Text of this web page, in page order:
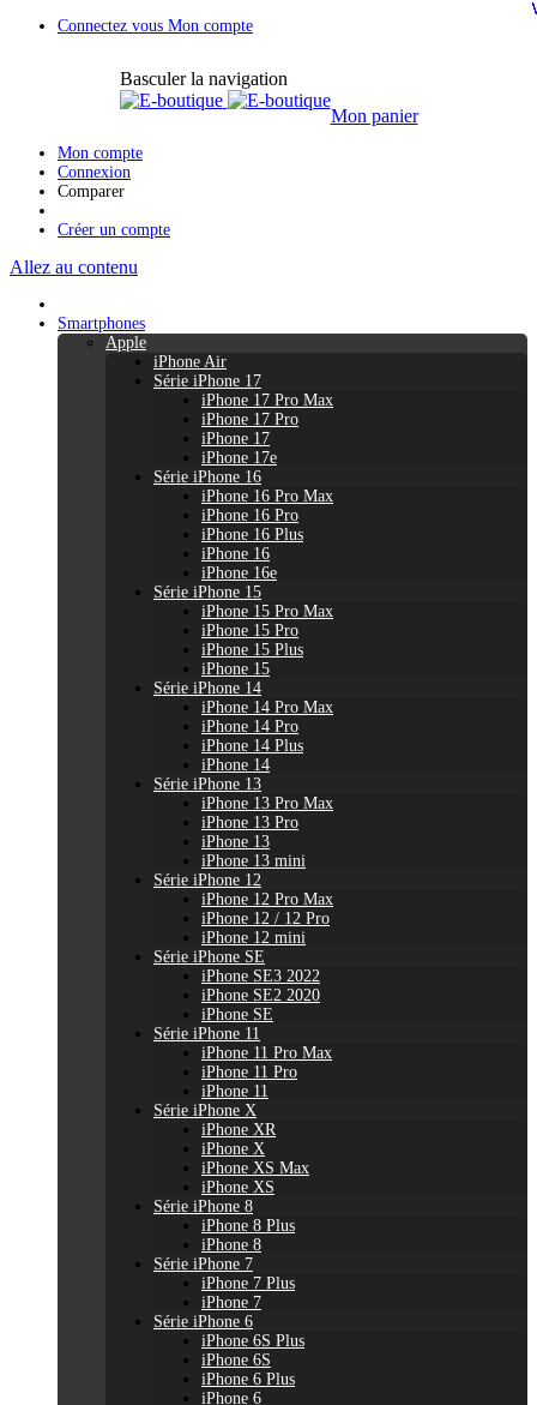
Connectez vous Mon compte
Basculer la navigation
Mon panier
Mon compte
Connexion
Comparer
Créer un compte
Allez au contenu
Smartphones
Apple
iPhone Air
Série iPhone 17
iPhone 17 Pro Max
iPhone 17 Pro
iPhone 17
iPhone 17e
Série iPhone 16
iPhone 16 Pro Max
iPhone 16 Pro
iPhone 16 Plus
iPhone 16
iPhone 16e
Série iPhone 15
iPhone 15 Pro Max
iPhone 15 Pro
iPhone 15 Plus
iPhone 15
Série iPhone 14
iPhone 14 Pro Max
iPhone 14 Pro
iPhone 14 Plus
iPhone 14
Série iPhone 13
iPhone 13 Pro Max
iPhone 13 Pro
iPhone 13
iPhone 13 mini
Série iPhone 12
iPhone 12 Pro Max
iPhone 12 / 12 Pro
iPhone 12 mini
Série iPhone SE
iPhone SE3 2022
iPhone SE2 2020
iPhone SE
Série iPhone 11
iPhone 11 Pro Max
iPhone 11 Pro
iPhone 11
Série iPhone X
iPhone XR
iPhone X
iPhone XS Max
iPhone XS
Série iPhone 8
iPhone 8 Plus
iPhone 8
Série iPhone 7
iPhone 7 Plus
iPhone 7
Série iPhone 6
iPhone 6S Plus
iPhone 6S
iPhone 6 Plus
iPhone 6